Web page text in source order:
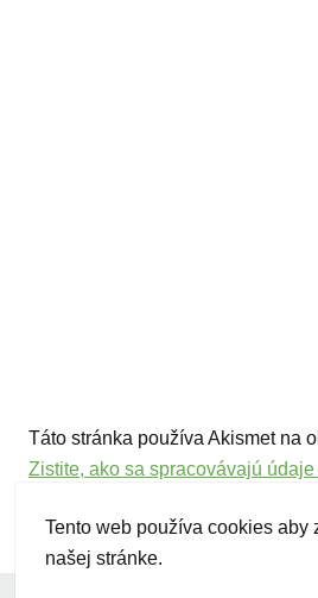
Táto stránka používa Akismet na
Zistite, ako sa spracovávajú
Tento web používa cookies aby
našej stránke.